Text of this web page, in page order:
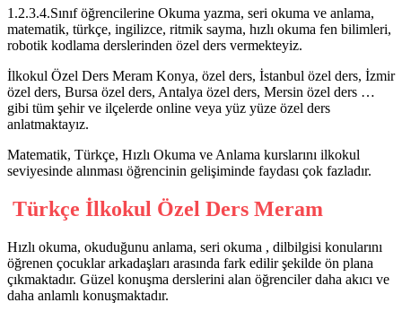
1.2.3.4.Sınıf öğrencilerine Okuma yazma, seri okuma ve anlama,
matematik, türkçe, ingilizce, ritmik sayma, hızlı okuma fen bilimleri,
robotik kodlama derslerinden özel ders vermekteyiz.
İlkokul Özel Ders Meram Konya, özel ders, İstanbul özel ders, İzmir
özel ders, Bursa özel ders, Antalya özel ders, Mersin özel ders …
gibi tüm şehir ve ilçelerde online veya yüz yüze özel ders
anlatmaktayız.
Matematik, Türkçe, Hızlı Okuma ve Anlama kurslarını ilkokul
seviyesinde alınması öğrencinin gelişiminde faydası çok fazladır.
Türkçe İlkokul Özel Ders Meram
Hızlı okuma, okuduğunu anlama, seri okuma , dilbilgisi konularını
öğrenen çocuklar arkadaşları arasında fark edilir şekilde ön plana
çıkmaktadır. Güzel konuşma derslerini alan öğrenciler daha akıcı ve
daha anlamlı konuşmaktadır.